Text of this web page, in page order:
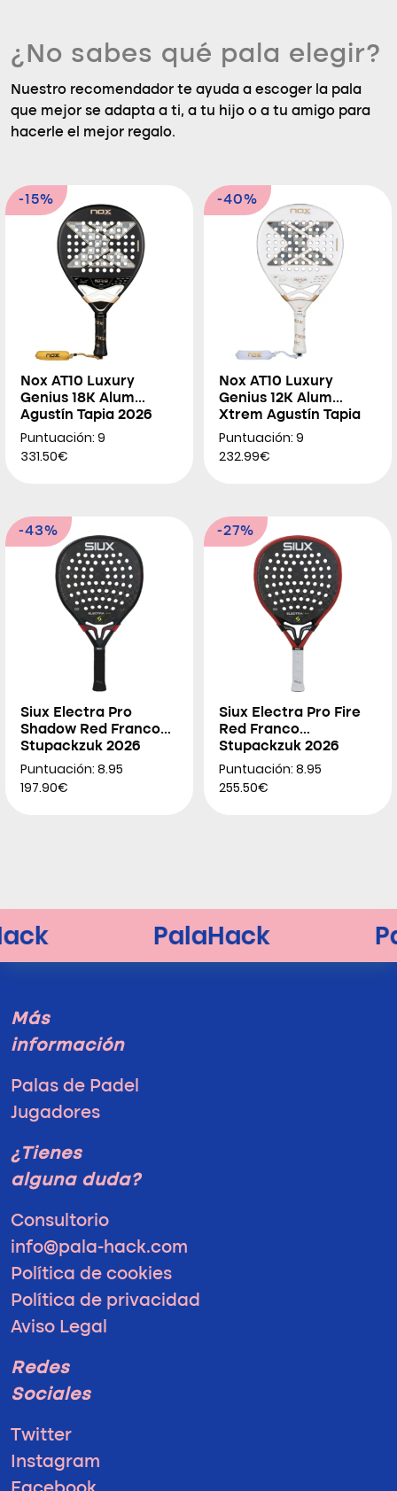
¿No sabes qué pala elegir?
Nuestro recomendador te ayuda a escoger la pala
que mejor se adapta a ti, a tu hijo o a tu amigo para
hacerle el mejor regalo.
-15%
Nox AT10 Luxury
Genius 18K Alum
Agustín Tapia 2026
Puntuación: 9
331.50€
-40%
Nox AT10 Luxury
Genius 12K Alum
Xtrem Agustín Tapia
2026
Puntuación: 9
232.99€
-43%
Siux Electra Pro
Shadow Red Franco
Stupackzuk 2026
Puntuación: 8.95
197.90€
-27%
Siux Electra Pro Fire
Red Franco
Stupackzuk 2026
Puntuación: 8.95
255.50€
Más
información
Palas de Padel
Jugadores
¿Tienes
alguna duda?
Consultorio
info@pala-hack.com
Política de cookies
Política de privacidad
Aviso Legal
Redes
Sociales
Twitter
Instagram